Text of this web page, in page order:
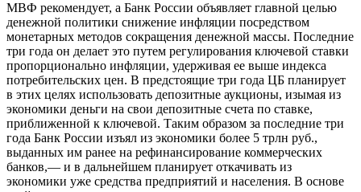
МВФ рекомендует, а Банк России объявляет главной целью
денежной политики снижение инфляции посредством
монетарных методов сокращения денежной массы. Последние
три года он делает это путем регулирования ключевой ставки
пропорционально инфляции, удерживая ее выше индекса
потребительских цен. В предстоящие три года ЦБ планирует
в этих целях использовать депозитные аукционы, изымая из
экономики деньги на свои депозитные счета по ставке,
приближенной к ключевой. Таким образом за последние три
года Банк России изъял из экономики более 5 трлн руб.,
выданных им ранее на рефинансирование коммерческих
банков,— и в дальнейшем планирует откачивать из
экономики уже средства предприятий и населения. В основе